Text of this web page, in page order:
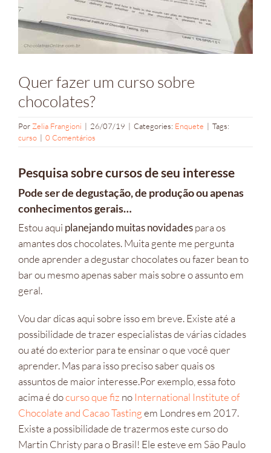
Quer fazer um curso sobre
chocolates?
Por Zelia Frangioni | 26/07/19 | Categories: Enquete | Tags:
curso | 0 Comentários
Pesquisa sobre cursos de seu interesse
Pode ser de degustação, de produção ou apenas
conhecimentos gerais…
Estou aqui planejando muitas novidadespara os
amantes dos chocolates. Muita gente me pergunta
onde aprender a degustar chocolates ou fazer bean to
bar ou mesmo apenas saber mais sobre o assunto em
geral.
Vou dar dicas aqui sobre isso em breve. Existe até a
possibilidade de trazer especialistas de várias cidades
ou até do exterior para te ensinar o que você quer
aprender. Mas para isso preciso saber quais os
assuntos de maior interesse.Por exemplo, essa foto
acima é docurso que fiz no International Institute of
Chocolate and Cacao Tastingem Londres em 2017.
Existe a possibilidade de trazermos este curso do
Martin Christy para o Brasil! Ele esteve em São Paulo